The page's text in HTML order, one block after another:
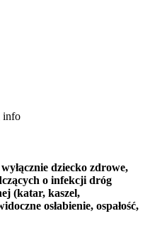
dziecko zdrowe,
o infekcji dróg
(katar, kaszel,
osłabienie, ospałość,